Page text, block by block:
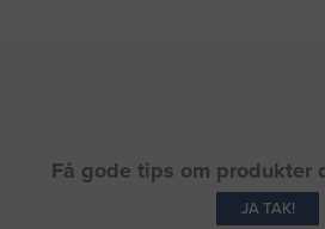
Få gode tips om produkter
JA TAK!